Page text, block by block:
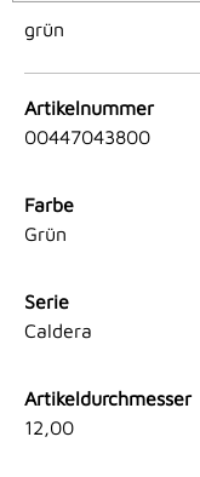
grün
Artikelnummer
00447043800
Farbe
Grün
Serie
Caldera
Artikeldurchmesser
12,00